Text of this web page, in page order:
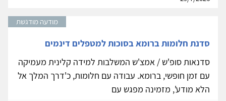
מודעה מודגשת
סדנת חלומות ברומא בסוכות למטפלים דינמים
סדנאות סופ'ש / אמצ'ש המשלבות למידה קלינית מעמיקה
עם זמן חופשי, ברומא. עבודה עם חלומות, כ'דרך המלך אל
הלא מודע', מזמינה מפגש עם